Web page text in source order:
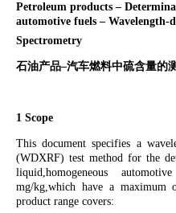
Petroleum products –
automotive fuels – Wavelength-
Spectrometry
石油产品–汽车燃料中硫含量的
1 Scope
This document specifies a
(WDXRF) test method for the
liquid,homogeneous
mg/kg,which have a maximum
product range covers: